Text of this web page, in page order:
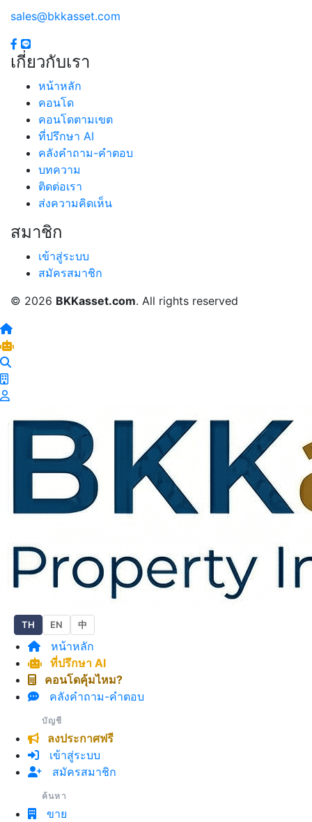
Leaflet| © OpenStreetMap
sales@bkkasset.com
เกี่ยวกับเรา
หน้าหลัก
คอนโด
คอนโดตามเขต
ที่ปรึกษา AI
คลังคำถาม-คำตอบ
บทความ
ติดต่อเรา
ส่งความคิดเห็น
สมาชิก
เข้าสู่ระบบ
สมัครสมาชิก
© 2026 BKKasset.com. All rights reserved
TH EN 中
หน้าหลัก
ที่ปรึกษา AI
คอนโดคุ้มไหม?
คลังคำถาม-คำตอบ
บัญชี
ลงประกาศฟรี
เข้าสู่ระบบ
สมัครสมาชิก
ค้นหา
ขาย